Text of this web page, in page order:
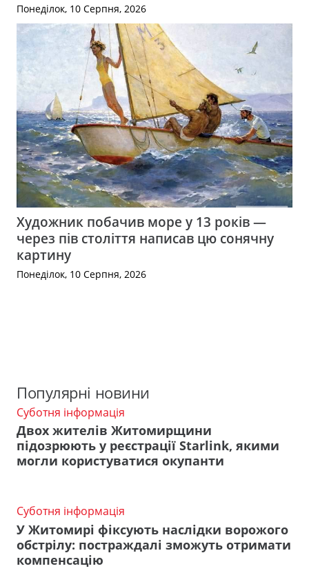
Понеділок, 10 Серпня, 2026
Художник побачив море у 13 років —
через пів століття написав цю сонячну
картину
Понеділок, 10 Серпня, 2026
Популярні новини
Суботня інформація
Двох жителів Житомирщини
підозрюють у реєстрації Starlink, якими
могли користуватися окупанти
Суботня інформація
У Житомирі фіксують наслідки ворожого
обстрілу: постраждалі зможуть отримати
компенсацію